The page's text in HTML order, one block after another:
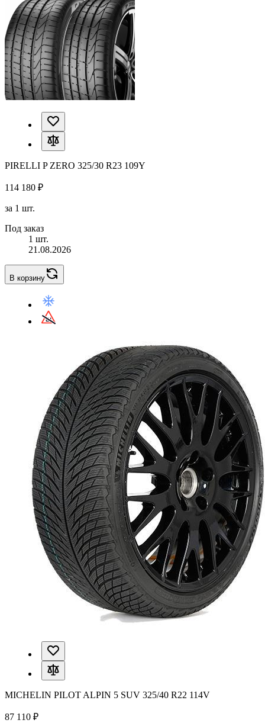
PIRELLI P ZERO 325/30 R23 109Y
114 180 ₽
за 1 шт.
Под заказ
1 шт.
21.08.2026
В корзину
MICHELIN PILOT ALPIN 5 SUV 325/40 R22 114V
87 110 ₽